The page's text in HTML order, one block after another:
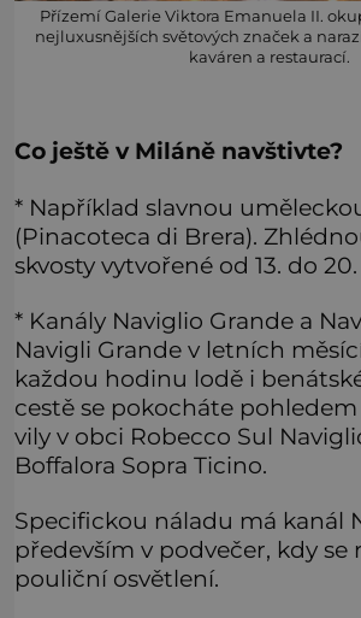
Přízemí Galerie Viktora Emanuela II.
nejluxusnějších světových značek a
kaváren a restaurací.
Co ještě v Miláně navštivte?
* Například slavnou
(Pinacoteca di Brera).
skvosty vytvořené od 13. do
* Kanály Naviglio Grande a
Navigli Grande v letních
každou hodinu lodě i
cestě se pokocháte
vily v obci Robecco Sul
Boffalora Sopra Ticino.
Specifickou náladu má kanál
především v podvečer, kdy se
pouliční osvětlení.